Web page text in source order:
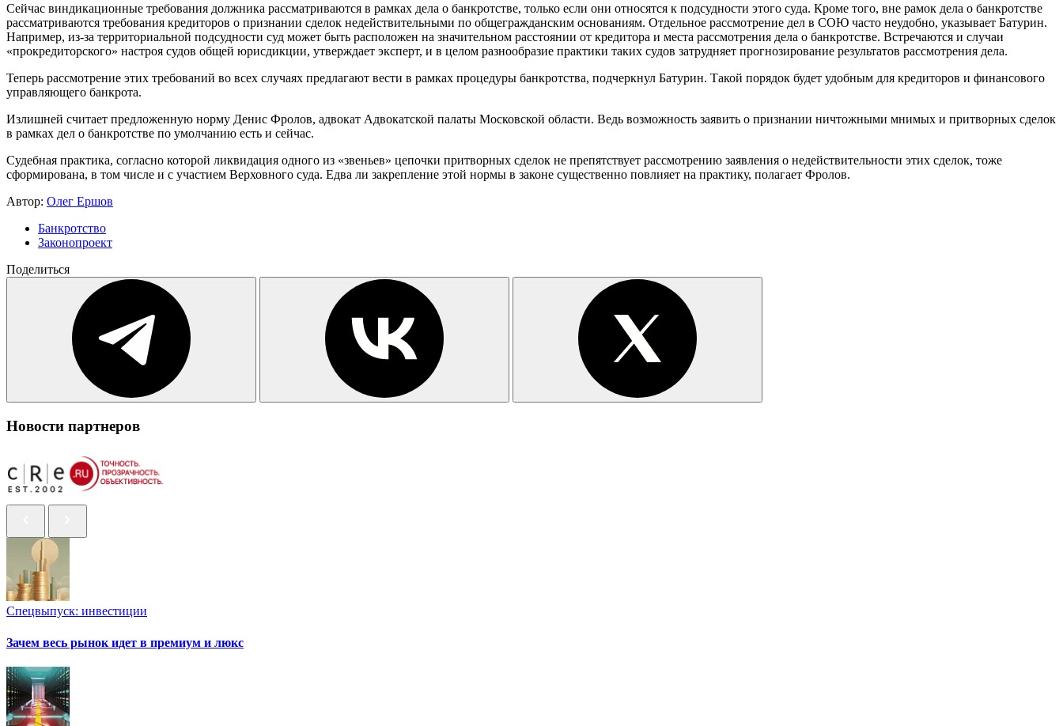
Сейчас виндикационные требования должника рассматриваются в рамках дела о банкротстве, только если они относятся к подсудности этого суда. Кроме того, вне рамок дела о банкротстве
рассматриваются требования кредиторов о признании сделок недействительными по общегражданским основаниям. Отдельное рассмотрение дел в СОЮ часто неудобно, указывает Батурин.
Например, из-за территориальной подсудности суд может быть расположен на значительном расстоянии от кредитора и места рассмотрения дела о банкротстве. Встречаются и случаи
«прокредиторского» настроя судов общей юрисдикции, утверждает эксперт, и в целом разнообразие практики таких судов затрудняет прогнозирование результатов рассмотрения дела.
Теперь рассмотрение этих требований во всех случаях предлагают вести в рамках процедуры банкротства, подчеркнул Батурин. Такой порядок будет удобным для кредиторов и финансового
управляющего банкрота.
Излишней считает предложенную норму Денис Фролов, адвокат Адвокатской палаты Московской области. Ведь возможность заявить о признании ничтожными мнимых и притворных сделок
в рамках дел о банкротстве по умолчанию есть и сейчас.
Судебная практика, согласно которой ликвидация одного из «звеньев» цепочки притворных сделок не препятствует рассмотрению заявления о недействительности этих сделок, тоже
сформирована, в том числе и с участием Верховного суда. Едва ли закрепление этой нормы в законе существенно повлияет на практику, полагает Фролов.
Автор: Олег Ершов
Банкротство
Законопроект
Поделиться
Новости партнеров
Спецвыпуск: инвестиции
Зачем весь рынок идет в премиум и люкс